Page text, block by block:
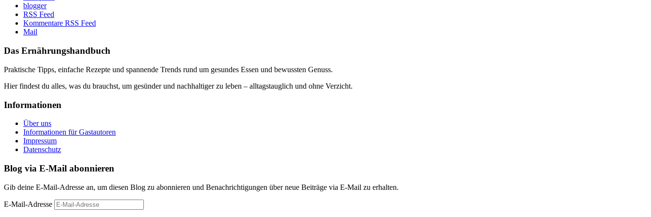
blogger
RSS Feed
Kommentare RSS Feed
Mail
Das Ernährungshandbuch
Praktische Tipps, einfache Rezepte und spannende Trends rund um gesundes Essen und bewussten Genuss.
Hier findest du alles, was du brauchst, um gesünder und nachhaltiger zu leben – alltagstauglich und ohne Verzicht.
Informationen
Über uns
Informationen für Gastautoren
Impressum
Datenschutz
Blog via E-Mail abonnieren
Gib deine E-Mail-Adresse an, um diesen Blog zu abonnieren und Benachrichtigungen über neue Beiträge via E-Mail zu erhalten.
E-Mail-Adresse